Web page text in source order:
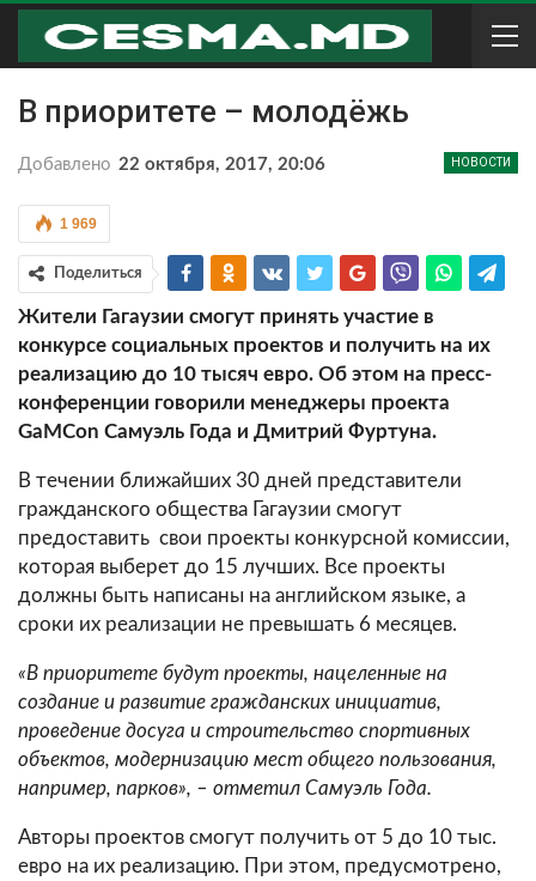
В приоритете – молодёжь
НОВОСТИ
Добавлено 22 октября, 2017, 20:06
1 969
Поделиться
Жители Гагаузии смогут принять участие в
конкурсе социальных проектов и получить на их
реализацию до 10 тысяч евро. Об этом на пресс-
конференции говорили менеджеры проекта
GaMCon Самуэль Года и Дмитрий Фуртуна.
В течении ближайших 30 дней представители
гражданского общества Гагаузии смогут
предоставить свои проекты конкурсной комиссии,
которая выберет до 15 лучших. Все проекты
должны быть написаны на английском языке, а
сроки их реализации не превышать 6 месяцев.
«В приоритете будут проекты, нацеленные на
создание и развитие гражданских инициатив,
проведение досуга и строительство спортивных
объектов, модернизацию мест общего пользования,
например, парков», – отметил Самуэль Года.
Авторы проектов смогут получить от 5 до 10 тыс.
евро на их реализацию. При этом, предусмотрено,